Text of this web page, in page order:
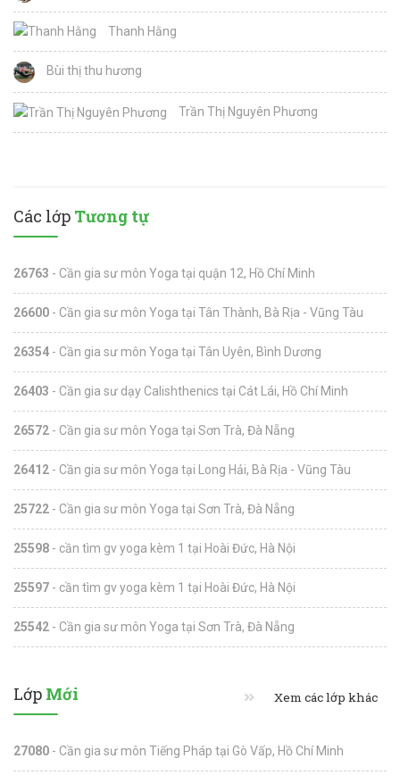
Thanh Hằng
Bùi thị thu hương
Trần Thị Nguyên Phương
Các lớp Tương tự
26763 - Cần gia sư môn Yoga tại quận 12, Hồ Chí Minh
26600 - Cần gia sư môn Yoga tại Tân Thành, Bà Rịa - Vũng Tàu
26354 - Cần gia sư môn Yoga tại Tân Uyên, Bình Dương
26403 - Cần gia sư dạy Calishthenics tại Cát Lái, Hồ Chí Minh
26572 - Cần gia sư môn Yoga tại Sơn Trà, Đà Nẵng
26412 - Cần gia sư môn Yoga tại Long Hải, Bà Rịa - Vũng Tàu
25722 - Cần gia sư môn Yoga tại Sơn Trà, Đà Nẵng
25598 - cần tìm gv yoga kèm 1 tại Hoài Đức, Hà Nội
25597 - cần tìm gv yoga kèm 1 tại Hoài Đức, Hà Nội
25542 - Cần gia sư môn Yoga tại Sơn Trà, Đà Nẵng
Lớp Mới Xem các lớp khác
27080 - Cần gia sư môn Tiếng Pháp tại Gò Vấp, Hồ Chí Minh